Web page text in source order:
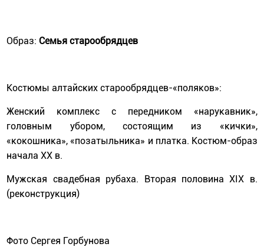
Образ: Семья старообрядцев
Костюмы алтайских старообрядцев-«поляков»:
Женский комплекс с передником «нарукавник»,
головным убором, состоящим из «кички»,
«кокошника», «позатыльника» и платка. Костюм-образ
начала ХХ в.
Мужская свадебная рубаха. Вторая половина XIX в.
(реконструкция)
Фото Сергея Горбунова